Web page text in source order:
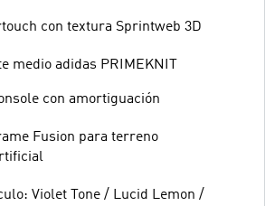
con textura Sprintweb 3D
medio adidas PRIMEKNIT
con amortiguación
Fusion para terreno
Violet Tone / Lucid Lemon /